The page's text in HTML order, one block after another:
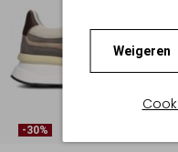
Weigeren
-30%